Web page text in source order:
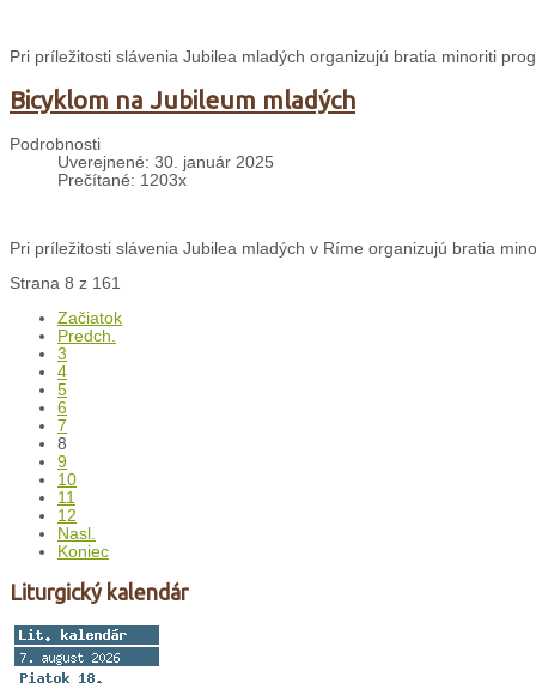
Pri príležitosti slávenia Jubilea mladých organizujú bratia minoriti
Bicyklom na Jubileum mladých
Podrobnosti
Uverejnené: 30. január 2025
Prečítané: 1203x
Pri príležitosti slávenia Jubilea mladých v Ríme organizujú bratia
Strana 8 z 161
Začiatok
Predch.
3
4
5
6
7
8
9
10
11
12
Nasl.
Koniec
Liturgický kalendár